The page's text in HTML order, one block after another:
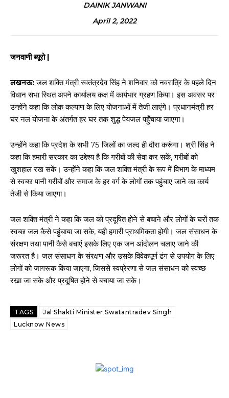
DAINIK JANWANI
April 2, 2022
जनवाणी ब्यूरो |
लखनऊ:जल शक्ति मंत्री स्वतंत्रदेव सिंह ने शनिवार को नवरात्रि के पहले दिन
विधान सभा स्थित अपने कार्यालय कक्ष में कार्यभार ग्रहण किया। इस अवसर पर
उन्होंने कहा कि लोक कल्याण के लिए योजनाओं में तेजी लाएंगे। प्रधानमंत्री हर
घर नल योजना के अंतर्गत हर घर तक शुद्ध पेयजल पहुँचाया जाएगा।
उन्होंने कहा कि प्रदेश के सभी 75 जिलों का जल्द ही दौरा करूंगा। श्री सिंह ने
कहा कि हमारी सरकार का उद्देश्य है कि गरीबों की सेवा कर सकें, गरीबों को
खुशहाल रख सकें। उन्होंने कहा कि जल शक्ति मंत्री के रूप में विभाग के माध्यम
से स्वच्छ पानी गरीबों और समाज के हर वर्ग के लोगों तक पहुंचाए जाने का कार्य
तेजी से किया जाएगा।
जल शक्ति मंत्री ने कहा कि जल को प्रदूषित होने से बचाने और लोगों के घरों तक
स्वच्छ जल कैसे पहुंचाया जा सके, यही हमारी प्राथमिकता होगी। जल संसाधन के
संरक्षण तथा पानी कैसे बचाएं इसके लिए एक जन आंदोलन चलाए जाने की
जरूरत है। जल संसाधन के संरक्षण और उसके विवेकपूर्ण ढंग से उपयोग के लिए
लोगों को जागरूक किया जाएगा, जिससे स्वप्रेरणा से जल संसाधन को स्वच्छ
रखा जा सके और प्रदूषित होने से बचाया जा सके।
TAGS
Jal Shakti Minister Swatantradev Singh
Lucknow News